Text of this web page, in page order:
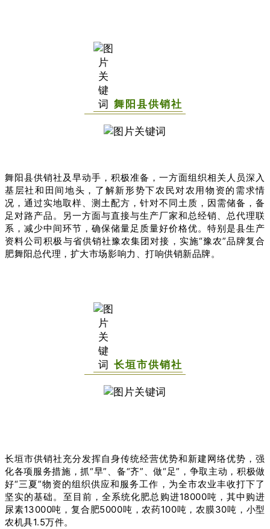
舞阳县供销社
舞阳县供销社及早动手，积极准备，一方面组织相关人员深入
基层社和田间地头，了解新形势下农民对农用物资的需求情
况，通过实地取样、测土配方，针对不同土质，因需储备，备
足对路产品。另一方面与直接与生产厂家和总经销、总代理联
系，减少中间环节，确保储量足质量好价格优。特别是县生产
资料公司积极与省供销社豫农集团对接，实施“豫农”品牌复合
肥舞阳总代理，扩大市场影响力、打响供销新品牌。
长垣市供销社
长垣市供销社充分发挥自身传统经营优势和新建网络优势，强
化各项服务措施，抓“早”、备“齐”、做“足”，争取主动，积极做
好“三夏”物资的组织供应和服务工作，为全市农业丰收打下了
坚实的基础。至目前，全系统化肥总购进18000吨，其中购进
尿素13000吨，复合肥5000吨，农药100吨，农膜30吨，小型
农机具1.5万件。